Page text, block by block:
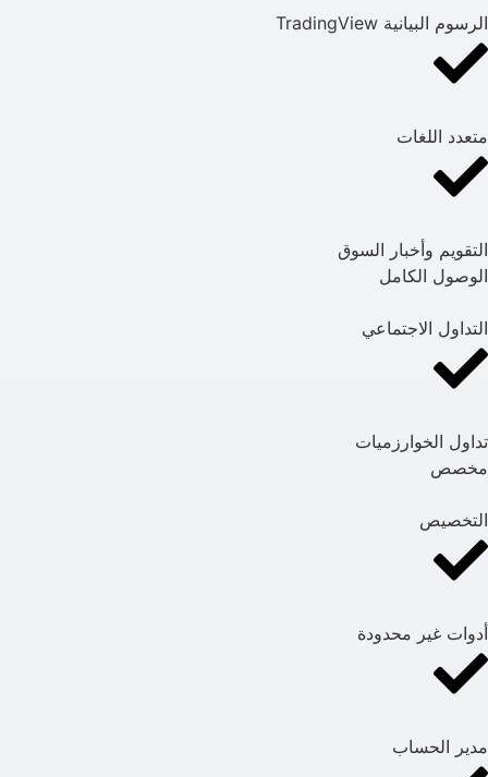
الرسوم البيانية TradingView
متعدد اللغات
التقويم وأخبار السوق
الوصول الكامل
التداول الاجتماعي
تداول الخوارزميات
مخصص
التخصيص
أدوات غير محدودة
مدير الحساب